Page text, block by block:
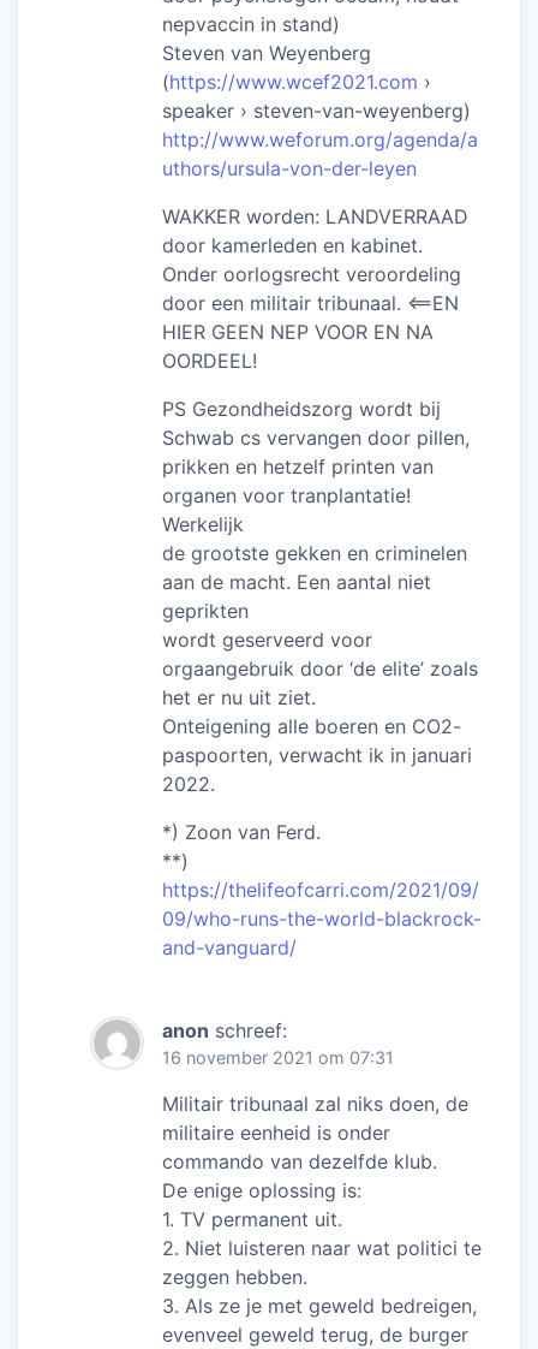
nepvaccin in stand)
Steven van Weyenberg
(https://www.wcef2021.com ›
speaker › steven-van-weyenberg)
http://www.weforum.org/agenda/a
uthors/ursula-von-der-leyen
WAKKER worden: LANDVERRAAD
door kamerleden en kabinet.
Onder oorlogsrecht veroordeling
door een militair tribunaal. <==EN
HIER GEEN NEP VOOR EN NA
OORDEEL!
PS Gezondheidszorg wordt bij
Schwab cs vervangen door pillen,
prikken en hetzelf printen van
organen voor tranplantatie!
Werkelijk
de grootste gekken en criminelen
aan de macht. Een aantal niet
geprikten
wordt geserveerd voor
orgaangebruik door ‘de elite’ zoals
het er nu uit ziet.
Onteigening alle boeren en CO2-
paspoorten, verwacht ik in januari
2022.
*) Zoon van Ferd.
**)
https://thelifeofcarri.com/2021/09/
09/who-runs-the-world-blackrock-
and-vanguard/
anon schreef:
16 november 2021 om 07:31
Militair tribunaal zal niks doen, de
militaire eenheid is onder
commando van dezelfde klub.
De enige oplossing is:
1. TV permanent uit.
2. Niet luisteren naar wat politici te
zeggen hebben.
3. Als ze je met geweld bedreigen,
evenveel geweld terug, de burger